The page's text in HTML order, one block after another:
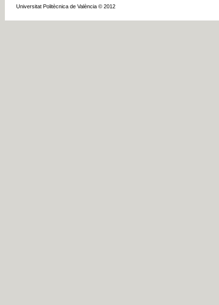
Universitat Politècnica de València © 2012